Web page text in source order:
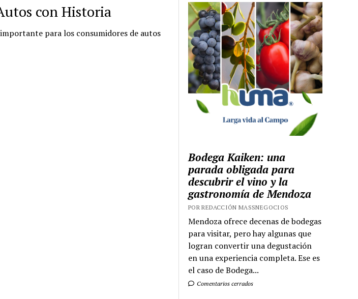
con Historia
para los consumidores de autos
Bodega Kaiken: una
parada obligada para
descubrir el vino y la
gastronomía de Mendoza
POR REDACCIÓN MASSNEGOCIOS
Mendoza ofrece decenas de bodegas
para visitar, pero hay algunas que
logran convertir una degustación
en una experiencia completa. Ese es
el caso de Bodega...
Comentarios cerrados